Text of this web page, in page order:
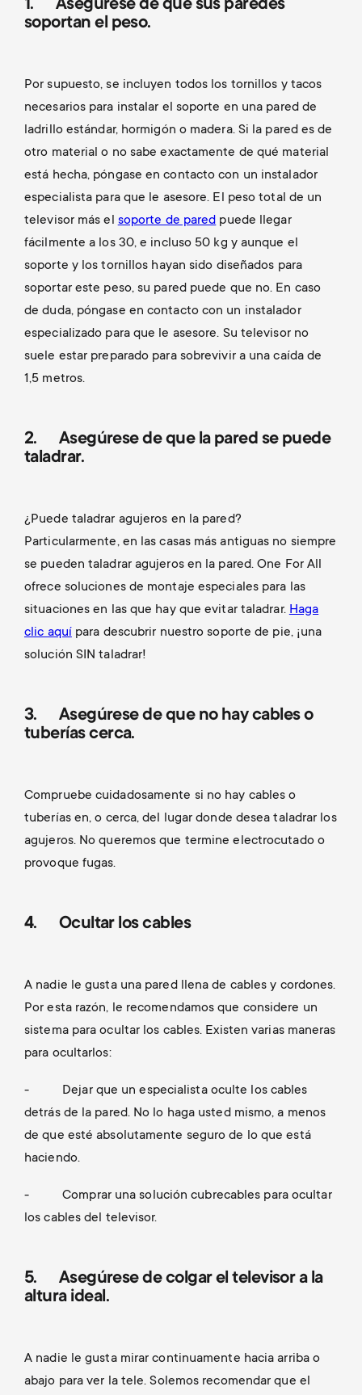
1. Asegúrese de que sus paredes
soportan el peso.
Por supuesto, se incluyen todos los tornillos y tacos
necesarios para instalar el soporte en una pared de
ladrillo estándar, hormigón o madera. Si la pared es de
otro material o no sabe exactamente de qué material
está hecha, póngase en contacto con un instalador
especialista para que le asesore. El peso total de un
televisor más el soporte de pared puede llegar
fácilmente a los 30, e incluso 50 kg y aunque el
soporte y los tornillos hayan sido diseñados para
soportar este peso, su pared puede que no. En caso
de duda, póngase en contacto con un instalador
especializado para que le asesore. Su televisor no
suele estar preparado para sobrevivir a una caída de
1,5 metros.
2. Asegúrese de que la pared se puede
taladrar.
¿Puede taladrar agujeros en la pared?
Particularmente, en las casas más antiguas no siempre
se pueden taladrar agujeros en la pared. One For All
ofrece soluciones de montaje especiales para las
situaciones en las que hay que evitar taladrar. Haga
clic aquípara descubrir nuestro soporte de pie, ¡una
solución SIN taladrar!
3. Asegúrese de que no hay cables o
tuberías cerca.
Compruebe cuidadosamente si no hay cables o
tuberías en, o cerca, del lugar donde desea taladrar los
agujeros. No queremos que termine electrocutado o
provoque fugas.
4. Ocultar los cables
A nadie le gusta una pared llena de cables y cordones.
Por esta razón, le recomendamos que considere un
sistema para ocultar los cables. Existen varias maneras
para ocultarlos:
- Dejar que un especialista oculte los cables
detrás de la pared. No lo haga usted mismo, a menos
de que esté absolutamente seguro de lo que está
haciendo.
- Comprar una solución cubrecables para ocultar
los cables del televisor.
5. Asegúrese de colgar el televisor a la
altura ideal.
A nadie le gusta mirar continuamente hacia arriba o
abajo para ver la tele. Solemos recomendar que el